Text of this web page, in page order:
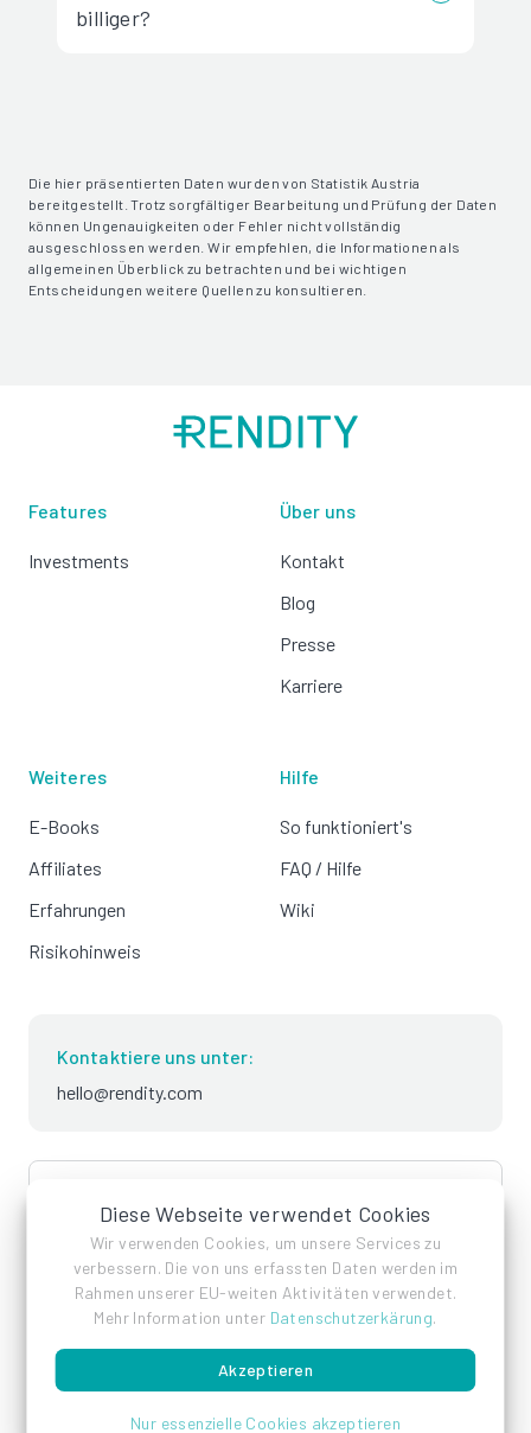
Diese Webseite verwendet Cookies
Wir verwenden Cookies, um unsere Services zu
verbessern. Die von uns erfassten Daten werden im
Rahmen unserer EU-weiten Aktivitäten verwendet.
Mehr Information unter Datenschutzerkärung.
Akzeptieren
Nur essenzielle Cookies akzeptieren
billiger?
Die hier präsentierten Daten wurden von Statistik Austria
bereitgestellt. Trotz sorgfältiger Bearbeitung und Prüfung der Daten
können Ungenauigkeiten oder Fehler nicht vollständig
ausgeschlossen werden. Wir empfehlen, die Informationen als
allgemeinen Überblick zu betrachten und bei wichtigen
Entscheidungen weitere Quellen zu konsultieren.
Features
Investments
Über uns
Kontakt
Blog
Presse
Karriere
Weiteres
E-Books
Affiliates
Erfahrungen
Risikohinweis
Hilfe
So funktioniert's
FAQ / Hilfe
Wiki
Kontaktiere uns unter:
hello@rendity.com
language
ImpressumDatenschutzAGB